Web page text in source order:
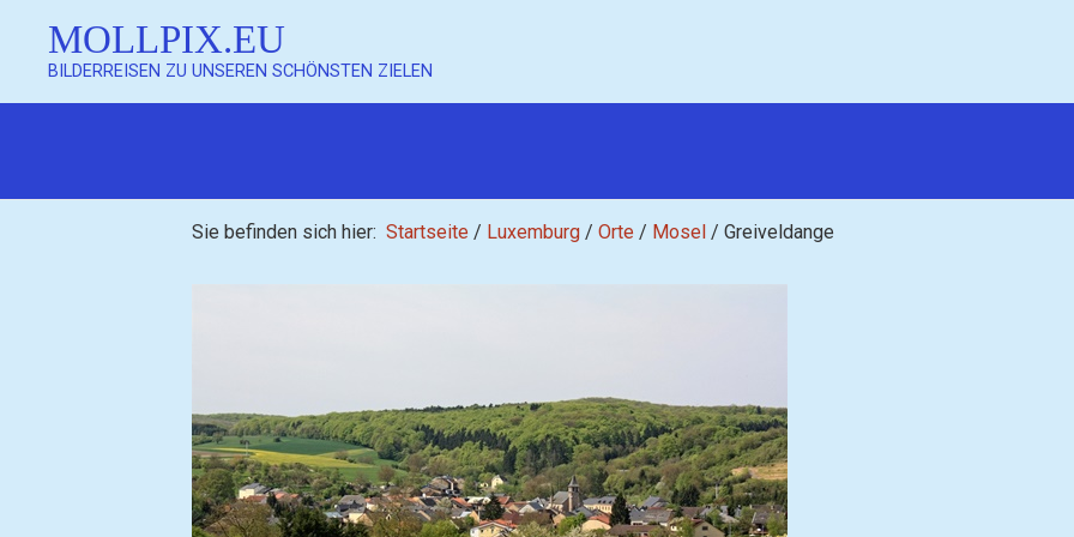
MOLLPIX.EU
BILDERREISEN ZU UNSEREN SCHÖNSTEN ZIELEN
Mollpix
Sie befinden sich hier: Startseite / Luxemburg / Orte / Mosel / Greiveldange